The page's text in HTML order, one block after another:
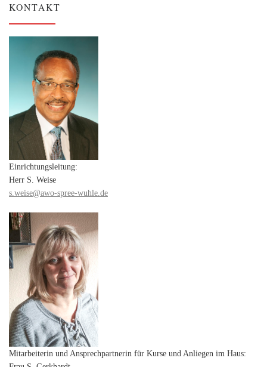
KONTAKT
Einrichtungsleitung:
Herr S. Weise
s.weise@awo-spree-wuhle.de
Mitarbeiterin und Ansprechpartnerin für Kurse und Anliegen im Haus: